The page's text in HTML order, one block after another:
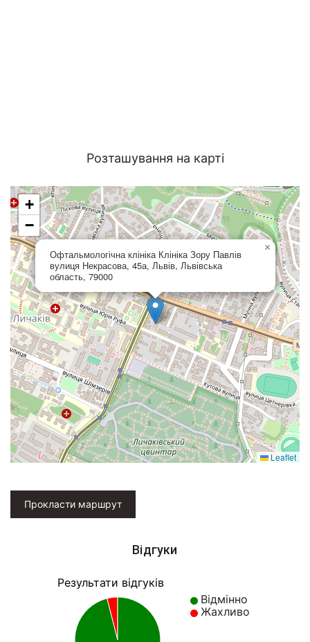
Розташування на карті
Офтальмологічна клініка Клініка Зору Павлів
вулиця Некрасова, 45а, Львів, Львівська
область, 79000
×
+
−
Leaflet
Прокласти маршрут
Відгуки
Результати відгуків
Відмінно
Жахливо